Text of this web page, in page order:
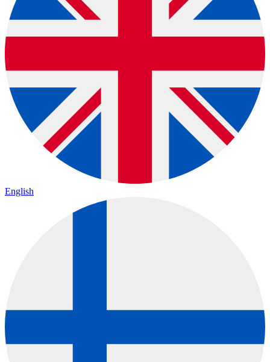
English